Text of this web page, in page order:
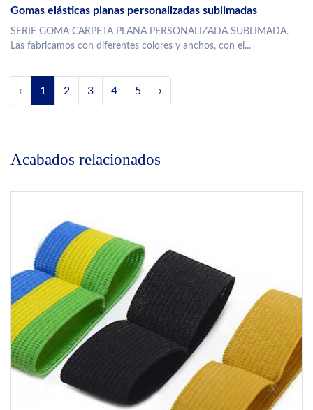
Gomas elásticas planas personalizadas sublimadas
SERIE GOMA CARPETA PLANA PERSONALIZADA SUBLIMADA.
Las fabricamos con diferentes colores y anchos, con el...
‹ 1 2 3 4 5 ›
Acabados relacionados